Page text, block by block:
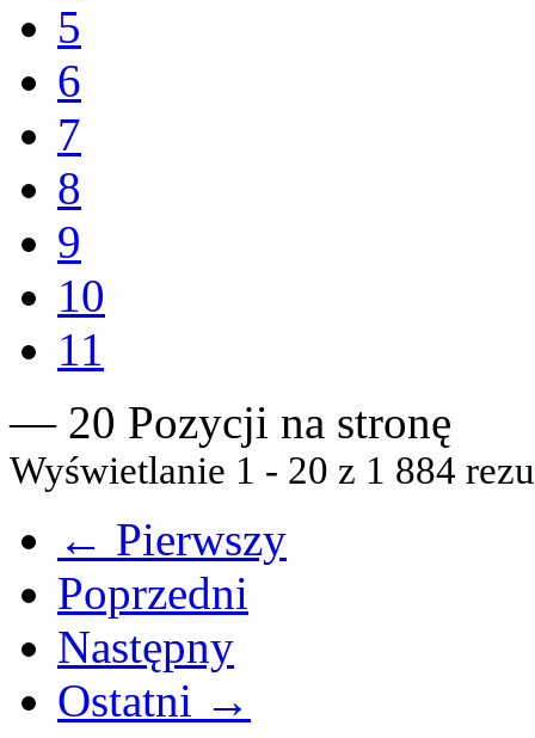
5
6
7
8
9
10
11
— 20 Pozycji na stronę
Wyświetlanie 1 - 20 z 1 884
← Pierwszy
Poprzedni
Następny
Ostatni →